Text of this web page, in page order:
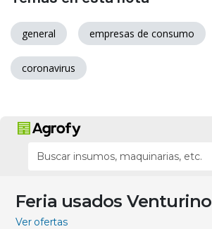
general empresas de consumo
coronavirus
Feria usados Venturino
Ver ofertas